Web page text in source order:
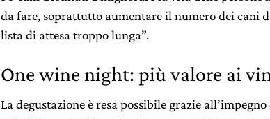
da fare, soprattutto aumentare il numero dei cani
lista di attesa troppo lunga”.
One wine night: più valore ai
La degustazione è resa possibile grazie